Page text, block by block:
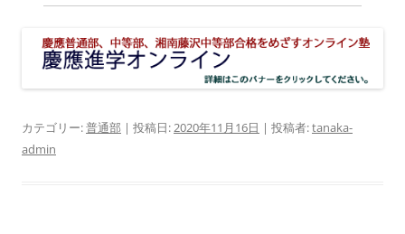
カテゴリー:普通部 | 投稿日:2020年11月16日 | 投稿者:tanaka-
admin